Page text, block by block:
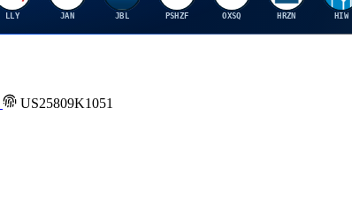
LLY JAN JBL PSHZF OXSQ HRZN HIW
US25809K1051